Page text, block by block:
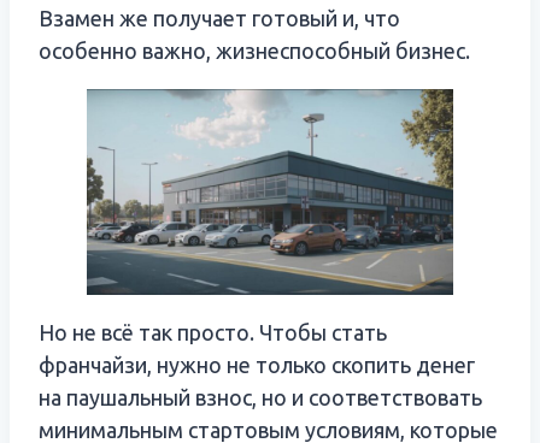
Взамен же получает готовый и, что
особенно важно, жизнеспособный бизнес.
Но не всё так просто. Чтобы стать
франчайзи, нужно не только скопить денег
на паушальный взнос, но и соответствовать
минимальным стартовым условиям, которые